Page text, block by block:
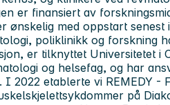
er finansiert av
ønskelig med oppstart senest
poliklinikk og forskning
er tilknyttet Universitetet i
og helsefag, og har
I 2022 etablerte vi REMEDY
på